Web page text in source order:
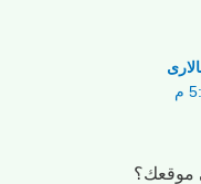
موقعك؟